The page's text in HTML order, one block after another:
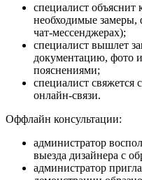
специалист объяснит
необходимые замеры,
чат-мессенджерах);
специалист вышлет
документацию, фото
пояснениями;
специалист свяжется
онлайн-связи.
Оффлайн консультации:
администратор
выезда дизайнера с
администратор